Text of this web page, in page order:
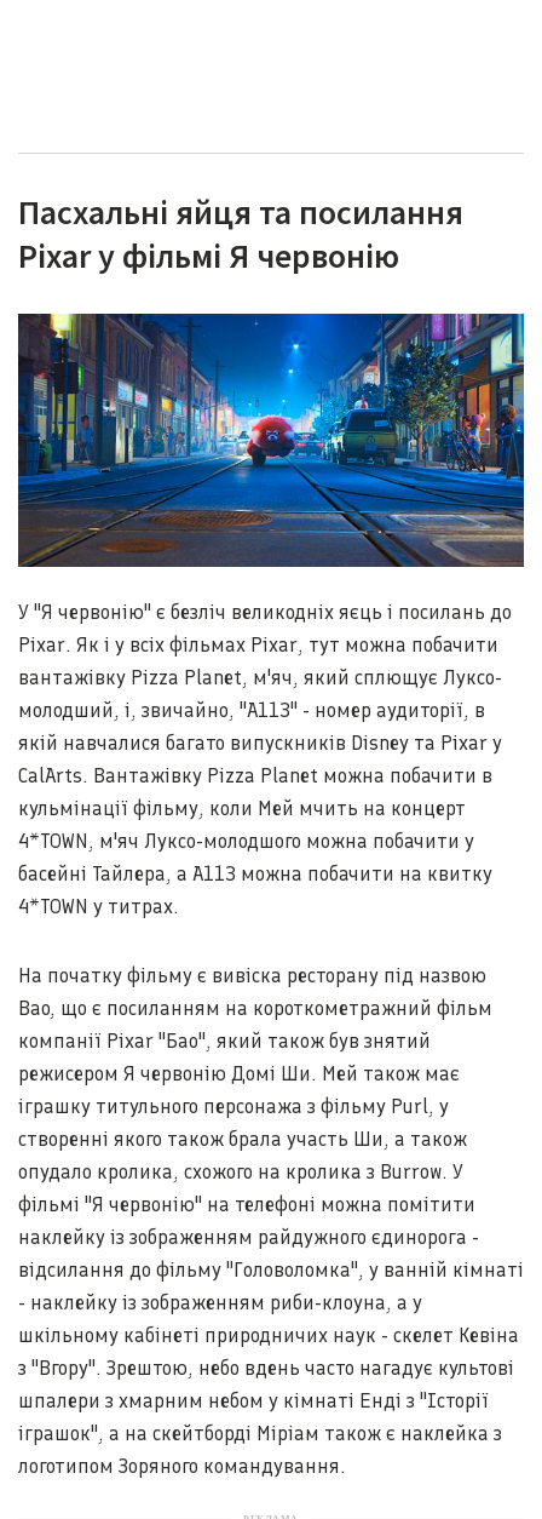
Пасхальні яйця та посилання
Pixar у фільмі Я червонію
У "Я червонію" є безліч великодніх яєць і посилань до
Pixar. Як і у всіх фільмах Pixar, тут можна побачити
вантажівку Pizza Planet, м'яч, який сплющує Луксо-
молодший, і, звичайно, "A113" - номер аудиторії, в
якій навчалися багато випускників Disney та Pixar у
CalArts. Вантажівку Pizza Planet можна побачити в
кульмінації фільму, коли Мей мчить на концерт
4*TOWN, м'яч Луксо-молодшого можна побачити у
басейні Тайлера, а A113 можна побачити на квитку
4*TOWN у титрах.
На початку фільму є вивіска ресторану під назвою
Bao, що є посиланням на короткометражний фільм
компанії Pixar "Бао", який також був знятий
режисером Я червонію Домі Ши. Мей також має
іграшку титульного персонажа з фільму Purl, у
створенні якого також брала участь Ши, а також
опудало кролика, схожого на кролика з Burrow. У
фільмі "Я червонію" на телефоні можна помітити
наклейку із зображенням райдужного єдинорога -
відсилання до фільму "Головоломка", у ванній кімнаті
- наклейку із зображенням риби-клоуна, а у
шкільному кабінеті природничих наук - скелет Кевіна
з "Вгору". Зрештою, небо вдень часто нагадує культові
шпалери з хмарним небом у кімнаті Енді з "Історії
іграшок", а на скейтборді Міріам також є наклейка з
логотипом Зоряного командування.